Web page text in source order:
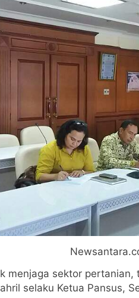
menjaga sektor
selaku Ketua Pansus,